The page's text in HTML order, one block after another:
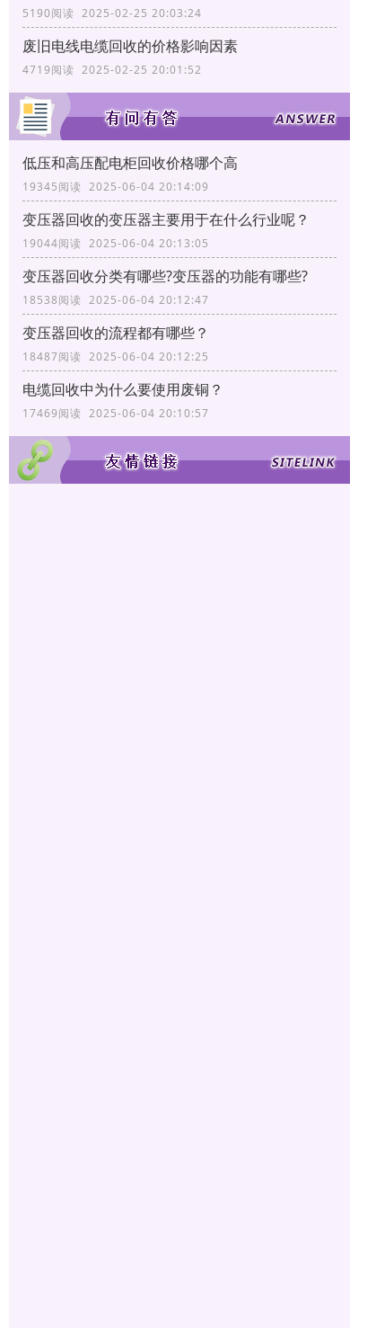
5190阅读 2025-02-25 20:03:24
废旧电线电缆回收的价格影响因素
4719阅读 2025-02-25 20:01:52
低压和高压配电柜回收价格哪个高
19345阅读 2025-06-04 20:14:09
变压器回收的变压器主要用于在什么行业呢？
19044阅读 2025-06-04 20:13:05
变压器回收分类有哪些?变压器的功能有哪些?
18538阅读 2025-06-04 20:12:47
变压器回收的流程都有哪些？
18487阅读 2025-06-04 20:12:25
电缆回收中为什么要使用废铜？
17469阅读 2025-06-04 20:10:57